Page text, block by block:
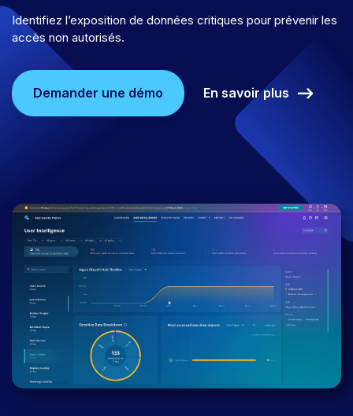
Identifiez l’exposition de données critiques pour prévenir les
accès non autorisés.
Demander une démo En savoir plus